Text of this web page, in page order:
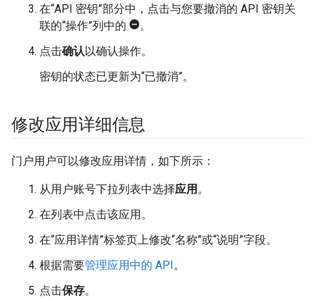
在“API 密钥”部分中，点击与您要撤消的 API 密钥关
联的“操作”列中的
。
点击确认以确认操作。
密钥的状态已更新为“已撤消”。
修改应用详细信息
门户用户可以修改应用详情，如下所示：
从用户账号下拉列表中选择应用 。
在列表中点击该应用。
在“应用详情”标签页上修改“名称”或“说明”字段。
根据需要管理应用中的 API。
点击保存。